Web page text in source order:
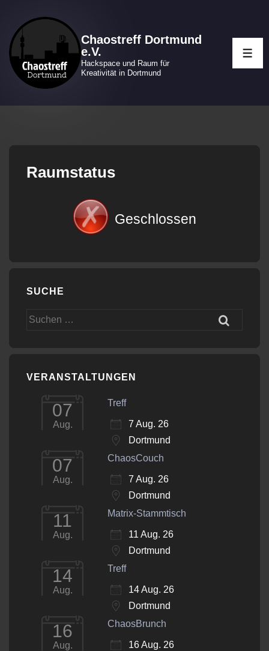
Inhalt
Chaostreff Dortmund
e.V.
Hackspace und Raum für
Kreativität in Dortmund
Raumstatus
Geschlossen
SUCHE
Suchen
VERANSTALTUNGEN
07
Aug.
Treff
7 Aug. 26
Dortmund
07
Aug.
ChaosCouch
7 Aug. 26
Dortmund
11
Aug.
Matrix-Stammtisch
11 Aug. 26
Dortmund
14
Aug.
Treff
14 Aug. 26
Dortmund
16
Aug.
ChaosBrunch
16 Aug. 26